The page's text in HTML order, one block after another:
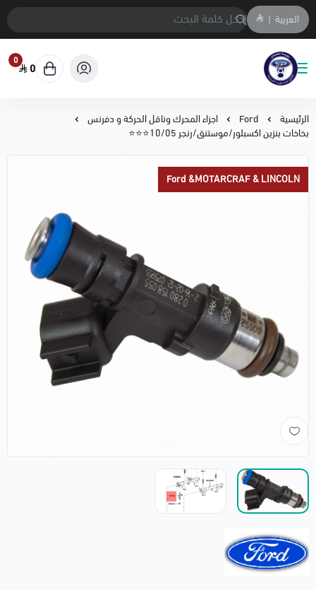
العربية |
متجر المحمادي لقطع السيارات
0
0
الرئيسية Ford
اجزاء المحرك وناقل الحركة و دفرنس
بخاخات بنزين اكسبلور/موستنق/رنجر 10/05⭐⭐⭐
Ford &MOTARCRAF & LINCOLN